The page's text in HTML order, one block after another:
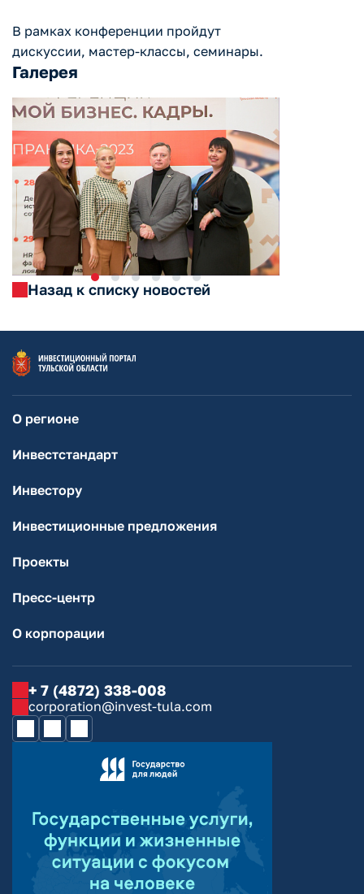
В рамках конференции пройдут
дискуссии, мастер-классы, семинары.
Галерея
Назад к списку новостей
О регионе
Инвестстандарт
Инвестору
Инвестиционные предложения
Проекты
Пресс-центр
О корпорации
+ 7 (4872) 338-008
corporation@invest-tula.com